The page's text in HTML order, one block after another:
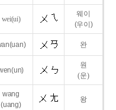
wei(ui)
웨이
(우이)
(uan) 완
(un)
원
(운)
wang
(uang)
왕